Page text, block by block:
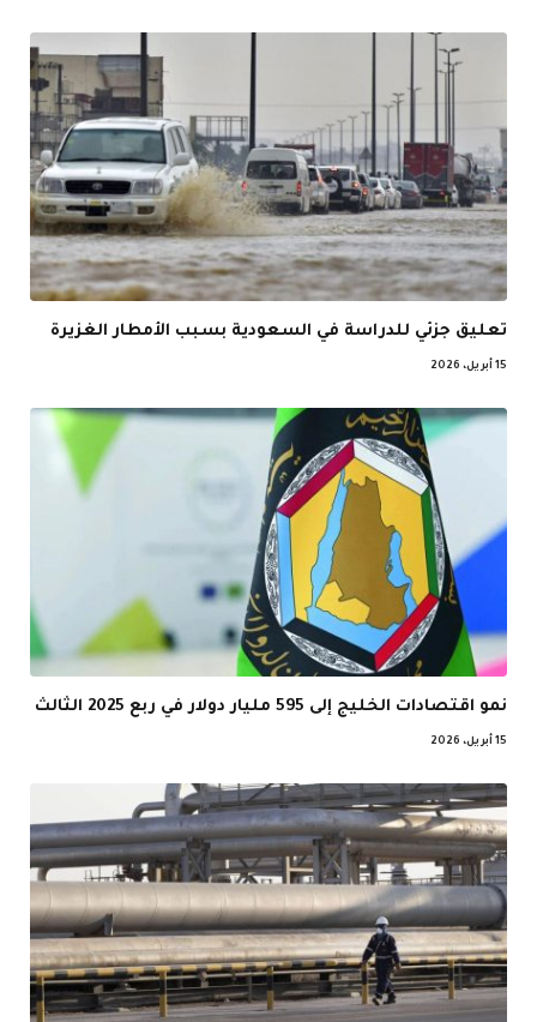
تعليق جزئي للدراسة في السعودية بسبب الأمطار الغزيرة
15 أبريل، 2026
نمو اقتصادات الخليج إلى 595 مليار دولار في ربع 2025 الثالث
15 أبريل، 2026